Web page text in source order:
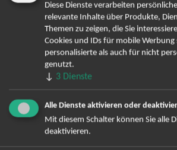
André Rieu Tickets
David Garrett Tickets
Andrea Berg Tickets
Backstreet Boys Tickets
Unheilig Tickets
Santiano Tickets
Bryan Adams Tickets
Andreas Gabalier Tickets
Diese Dienste verarbeiten
relevante Inhalte über Produkte,
Themen zu zeigen, die Sie
Cookies und IDs für mobile
personalisierte als auch für nicht
genutzt.
↓ 3 Dienste
Alle Dienste aktivieren oder
Mit diesem Schalter können Sie alle
deaktivieren.